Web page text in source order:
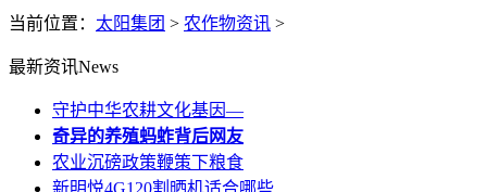
当前位置： 太阳集团 > 农作物资讯 >
最新资讯News
守护中华农耕文化基因—
奇异的养殖蚂蚱背后网友
农业沉磅政策鞭策下粮食
新明悦4G120割晒机适合哪些